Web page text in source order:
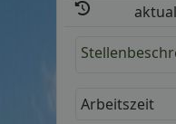
Arbeitszeit